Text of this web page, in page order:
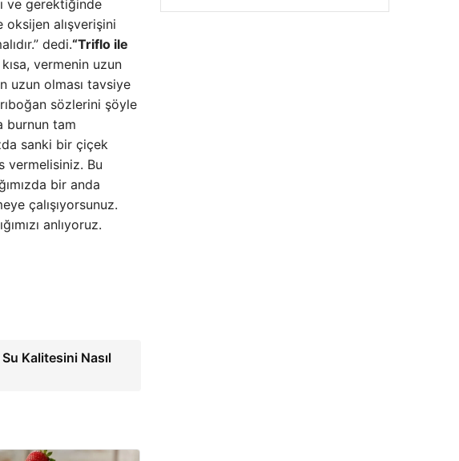
ve gerektiğinde
oksijen alışverişini
dedi.“Triflo ile
vermenin uzun
uzun olması tavsiye
sözlerini şöyle
burnun tam
sanki bir çiçek
vermelisiniz. Bu
bir anda
çalışıyorsunuz.
anlıyoruz.
Kalitesini Nasıl